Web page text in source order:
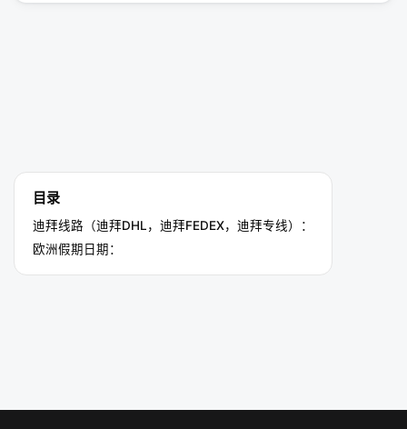
目录
迪拜线路（迪拜DHL，迪拜FEDEX，迪拜专线）：
欧洲假期日期：